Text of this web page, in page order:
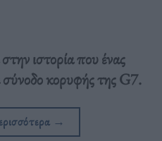
ιστορία που ένας
κορυφής της G7.
→